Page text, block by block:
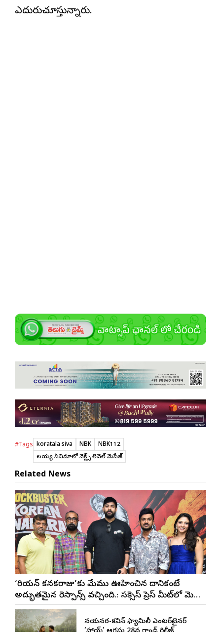
ఎదురుచూస్తున్నారు.
#Tags koratala siva NBK
NBK112
బాల‌య్య‌ సినిమాలో నెక్ట్స్ లెవెల్ మెసేజ్
Related News
‘కొరియన్ కనకరాజు’కు మేము ఊహించిన దానికంటే
అద్భుతమైన రెస్పాన్స్ వచ్చింది.: సక్సెస్ ప్రెస్ మీట్‌లో మెగా
ప్రిన్స్ వరుణ్ తేజ్
నయనతార-కవిన్ ఫ్యామిలీ ఎంటర్‌టైనర్